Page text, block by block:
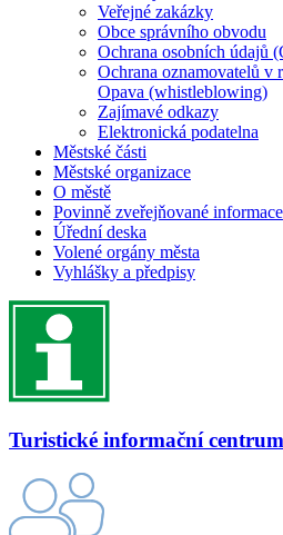
Veřejné zakázky
Obce správního obvodu
Ochrana osobních údajů
Ochrana oznamovatelů v
Opava (whistleblowing)
Zajímavé odkazy
Elektronická podatelna
Městské části
Městské organizace
O městě
Povinně zveřejňované informace
Úřední deska
Volené orgány města
Vyhlášky a předpisy
Turistické informační centrum